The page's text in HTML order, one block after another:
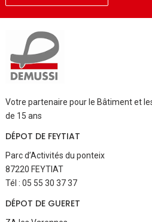
Votre partenaire pour le Bâtiment et
de 15 ans
DÉPOT DE FEYTIAT
Parc d’Activités du ponteix
87220 FEYTIAT
Tél : 05 55 30 37 37
DÉPOT DE GUERET